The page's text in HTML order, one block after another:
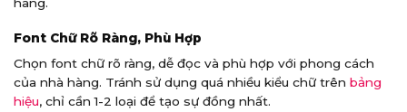
Font Chữ Rõ Ràng, Phù Hợp
Chọn font chữ rõ ràng, dễ đọc và phù hợp với phong cách
của nhà hàng. Tránh sử dụng quá nhiều kiểu chữ trên bảng
hiệu, chỉ cần 1-2 loại để tạo sự đồng nhất.